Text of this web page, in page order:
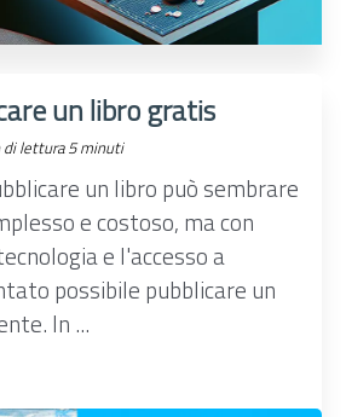
un libro gratis
di lettura 5 minuti
un libro può sembrare
e costoso, ma con
e l'accesso a
possibile pubblicare un
In ...